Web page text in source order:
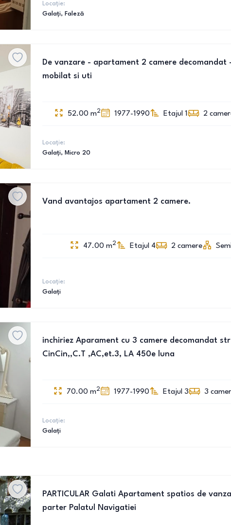
Locație:
Galați, Faleză
De vanzare - apartament 2 camere decomandat
mobilat si uti
52.00 m2 1977-1990 Etajul 1 2
Locație:
Galați, Micro 20
Vand avantajos apartament 2 camere.
47.00 m2 Etajul 4 2 camere
Locație:
Galați
inchiriez Aparament cu 3 camere decomandat
CinCin,,C.T ,AC,et.3, LA 450e luna
70.00 m2 1977-1990 Etajul 3 3
Locație:
Galați
PARTICULAR Galati Apartament spatios de
parter Palatul Navigatiei